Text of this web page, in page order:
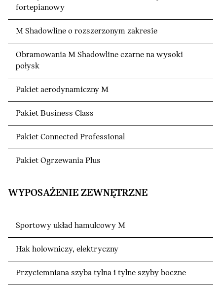
fortepianowy
M Shadowline o rozszerzonym zakresie
Obramowania M Shadowline czarne na wysoki
połysk
Pakiet aerodynamiczny M
Pakiet Business Class
Pakiet Connected Professional
Pakiet Ogrzewania Plus
WYPOSAŻENIE ZEWNĘTRZNE
Sportowy układ hamulcowy M
Hak holowniczy, elektryczny
Przyciemniana szyba tylna i tylne szyby boczne